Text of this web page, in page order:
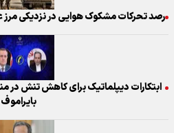
رصد تحرکات مشکوک هوایی در نزدیکی
ابتکارات دیپلماتیک برای کاهش تنش
بایراموف